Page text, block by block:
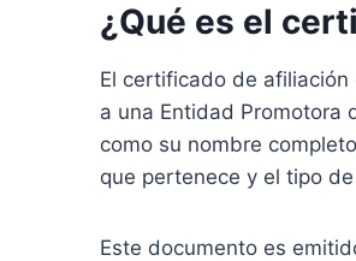
¿Qué es el
El certificado de
a una Entidad Promotora
como su nombre
que pertenece y el tipo
Este documento es